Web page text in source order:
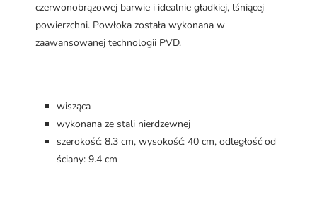
czerwonobrązowej barwie i idealnie gładkiej, lśniącej
powierzchni. Powłoka została wykonana w
zaawansowanej technologii PVD.
wisząca
wykonana ze stali nierdzewnej
szerokość: 8.3 cm, wysokość: 40 cm, odległość od
ściany: 9.4 cm